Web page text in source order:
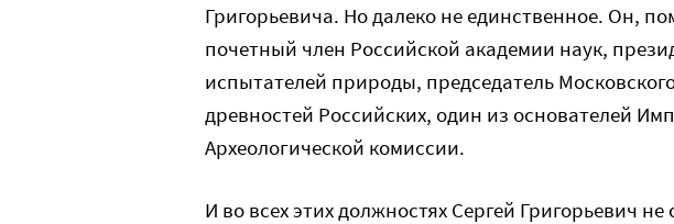
Григорьевича. Но далеко не единственное. Он,
почетный член Российской академии наук,
испытателей природы, председатель
древностей Российских, один из основателей
Археологической комиссии.
И во всех этих должностях Сергей Григорьевич